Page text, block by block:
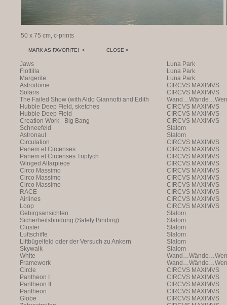
50 x 75 cm, c-prints
MARK AS FAVORITE! < CLOSE ×
Jaws
Luna Park
Flottilla
Luna Park
Margerite
Luna Park
Astrodome
CIRCVS MAXIMVS
Solaris
CIRCVS MAXIMVS
The Failed Show (with Aldo Giannotti and Edith
Payer)
Hubble Deep Field, sketches
CIRCVS MAXIMVS
Hubble Deep Field
CIRCVS MAXIMVS
Creation Work - Big Bang
CIRCVS MAXIMVS
Schneefeld
Slalom
Astronaut
Slalom
Circulation
CIRCVS MAXIMVS
Panem et Circenses
CIRCVS MAXIMVS
Panem et Circenses Triptych
CIRCVS MAXIMVS
Winged Altarpiece
CIRCVS MAXIMVS
Circo Massimo
CIRCVS MAXIMVS
Circo Massimo
CIRCVS MAXIMVS
Circo Massimo
CIRCVS MAXIMVS
RACE
CIRCVS MAXIMVS
Airlines
CIRCVS MAXIMVS
Loop
CIRCVS MAXIMVS
Gebirgsansichten
Slalom
Sicherheitsbindung (Safety Binding)
Slalom
Cluster
Slalom
Luftschiffe
Slalom
Liftbügelfeld oder der Versuch zu Ankern
Slalom
Skywalk
Slalom
White
Framework
Circle
CIRCVS MAXIMVS
Pantheon I
CIRCVS MAXIMVS
Pantheon II
CIRCVS MAXIMVS
Pantheon
CIRCVS MAXIMVS
Globe
CIRCVS MAXIMVS